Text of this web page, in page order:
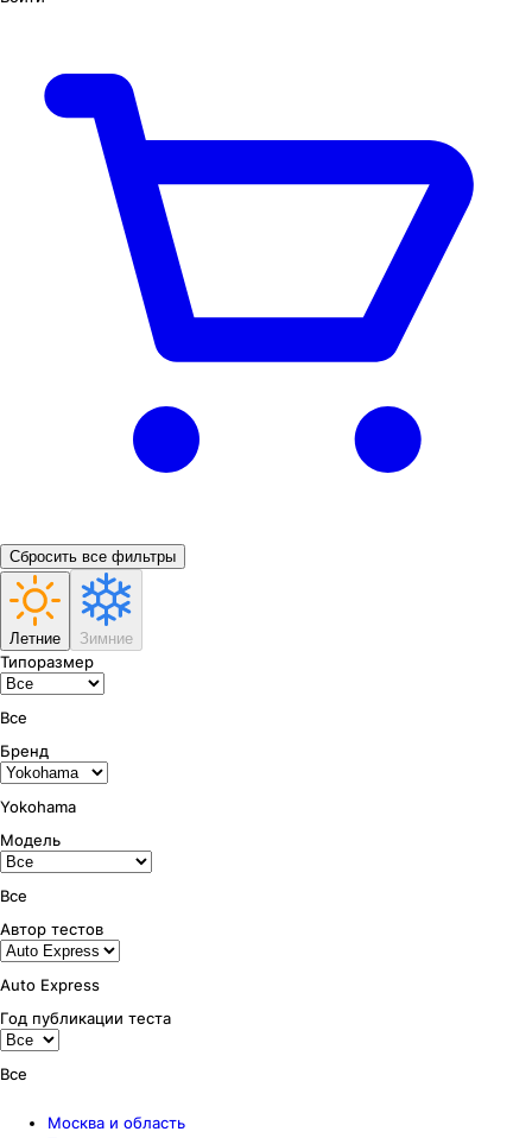
Сбросить все фильтры
Летние Зимние
Типоразмер
Все
Бренд
Yokohama
Модель
Все
Автор тестов
Auto Express
Год публикации теста
Все
Москва и область